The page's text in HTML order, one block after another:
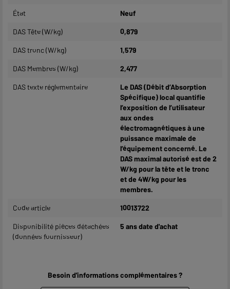
État Neuf
DAS Tête (W/kg) 0,879
DAS tronc (W/kg) 1,579
DAS Membres (W/kg) 2,477
DAS texte réglementaire
Le DAS (Débit d’Absorption
Spécifique) local quantifie
l’exposition de l’utilisateur
aux ondes
électromagnétiques à une
puissance maximale de
l’équipement concerné. Le
DAS maximal autorisé est de 2
W/kg pour la tête et le tronc
et de 4W/kg pour les
membres.
Code article 10013722
Disponibilité pièces détachées
(données fournisseur)
5 ans date d'achat
Besoin d'informations complémentaires ?